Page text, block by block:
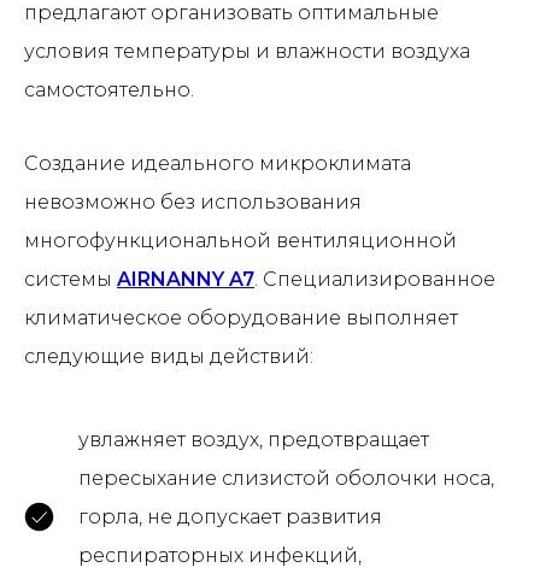
предлагают организовать оптимальные
условия температуры и влажности воздуха
самостоятельно.
Создание идеального микроклимата
невозможно без использования
многофункциональной вентиляционной
системы AIRNANNY A7. Специализированное
климатическое оборудование выполняет
следующие виды действий:
увлажняет воздух, предотвращает
пересыхание слизистой оболочки носа,
горла, не допускает развития
респираторных инфекций,